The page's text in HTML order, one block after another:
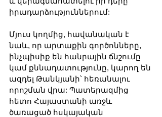
իրադարձություններում:
Մյուս կողմից, հավանական է
նաև, որ արտաքին գործոնները,
ինչպիսիք են հանրային ճնշումը
կամ քննադատությունը, կարող են
ազդել Թանկյանի՝ հեռանալու
որոշման վրա: Պատերազմից
հետո Հայաստանի առջև
ծառացած հսկայական